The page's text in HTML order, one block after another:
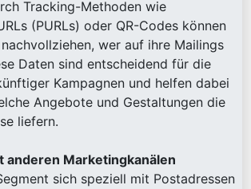
Tracking-Methoden wie
(PURLs) oder QR-Codes können
wer auf ihre Mailings
Daten sind entscheidend für die
Kampagnen und helfen dabei
Angebote und Gestaltungen die
liefern.
anderen Marketingkanälen
sich speziell mit Postadressen